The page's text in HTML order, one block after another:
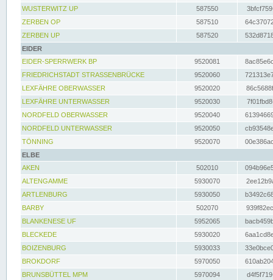
WUSTERWITZ UP
587550
ZERBEN OP
587510
ZERBEN UP
587520
EIDER
EIDER-SPERRWERK BP
9520081
FRIEDRICHSTADT STRASSENBRÜCKE
9520060
LEXFÄHRE OBERWASSER
9520020
LEXFÄHRE UNTERWASSER
9520030
NORDFELD OBERWASSER
9520040
NORDFELD UNTERWASSER
9520050
TÖNNING
9520070
ELBE
AKEN
502010
ALTENGAMME
5930070
ARTLENBURG
5930050
BARBY
502070
BLANKENESE UF
5952065
BLECKEDE
5930020
BOIZENBURG
5930033
BROKDORF
5970050
BRUNSBÜTTEL MPM
5970094